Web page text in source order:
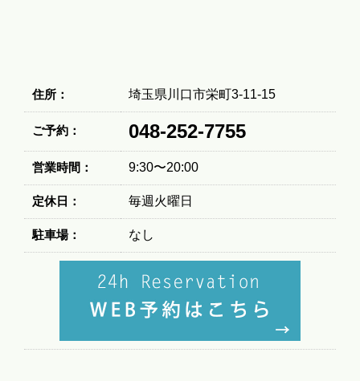
住所： 埼玉県川口市栄町3-11-15
ご予約： 048-252-7755
営業時間： 9:30〜20:00
定休日： 毎週火曜日
駐車場： なし